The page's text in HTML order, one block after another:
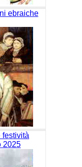
ebraiche
2025